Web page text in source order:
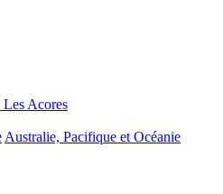
Acores
Australie, Pacifique et Océanie